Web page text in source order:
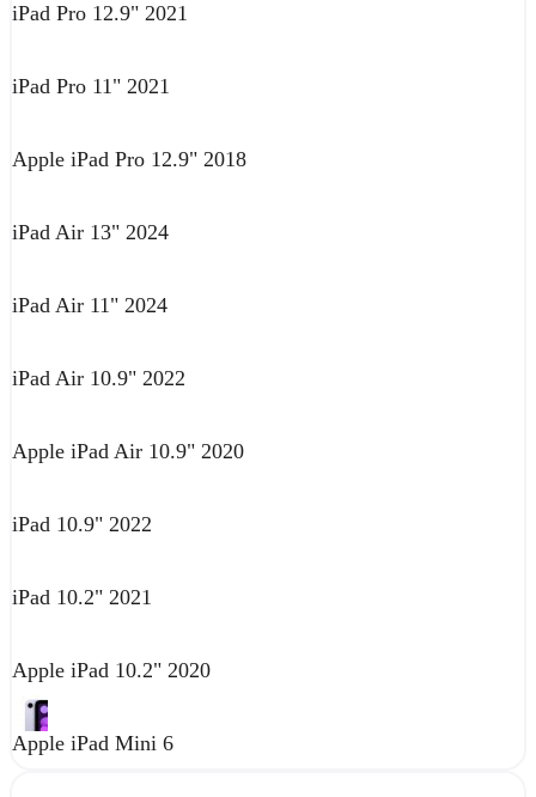
iPad Pro 12.9" 2021
iPad Pro 11" 2021
Apple iPad Pro 12.9" 2018
iPad Air 13" 2024
iPad Air 11" 2024
iPad Air 10.9" 2022
Apple iPad Air 10.9" 2020
iPad 10.9" 2022
iPad 10.2" 2021
Apple iPad 10.2" 2020
Apple iPad Mini 6